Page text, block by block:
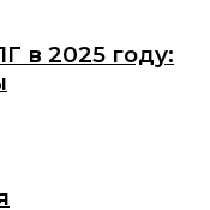
в 2025 году: